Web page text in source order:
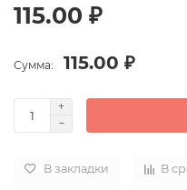
115.00 ₽
Сумма: 115.00 ₽
В закладки В